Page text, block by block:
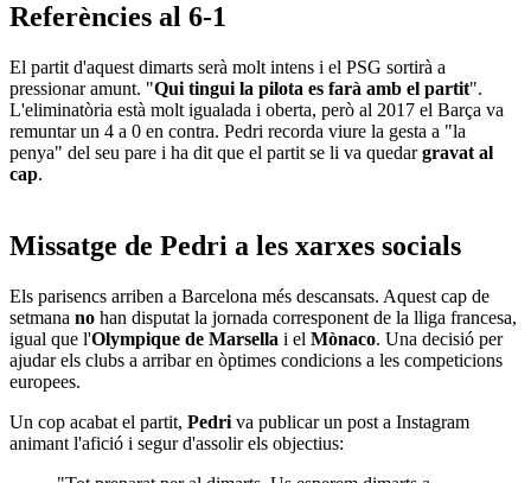
Referències al 6-1
El partit d'aquest dimarts serà molt intens i el PSG sortirà a
pressionar amunt. "Qui tingui la pilota es farà amb el partit".
L'eliminatòria està molt igualada i oberta, però al 2017 el Barça va
remuntar un 4 a 0 en contra. Pedri recorda viure la gesta a "la
penya" del seu pare i ha dit que el partit se li va quedargravat al
cap.
Missatge de Pedri a les xarxes socials
Els parisencs arriben a Barcelona més descansats. Aquest cap de
setmana no han disputat la jornada corresponent de la lliga francesa,
igual que l'Olympique de Marsella i el Mònaco. Una decisió per
ajudar els clubs a arribar en òptimes condicions a les competicions
europees.
Un cop acabat el partit, Pedri va publicar un post a Instagram
animant l'afició i segur d'assolir els objectius: